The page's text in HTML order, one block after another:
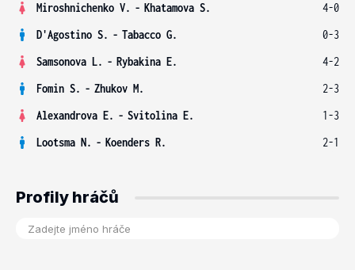
Miroshnichenko V. - Khatamova S.
4-0
D'Agostino S. - Tabacco G.
0-3
Samsonova L. - Rybakina E.
4-2
Fomin S. - Zhukov M.
2-3
Alexandrova E. - Svitolina E.
1-3
Lootsma N. - Koenders R. 2-1
Profily hráčů